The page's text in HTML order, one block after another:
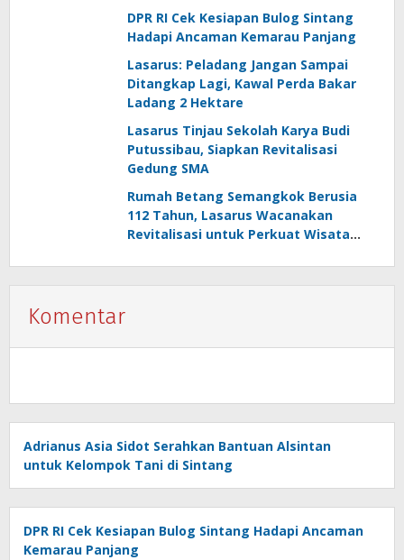
DPR RI Cek Kesiapan Bulog Sintang
Hadapi Ancaman Kemarau Panjang
Lasarus: Peladang Jangan Sampai
Ditangkap Lagi, Kawal Perda Bakar
Ladang 2 Hektare
Lasarus Tinjau Sekolah Karya Budi
Putussibau, Siapkan Revitalisasi
Gedung SMA
Rumah Betang Semangkok Berusia
112 Tahun, Lasarus Wacanakan
Revitalisasi untuk Perkuat Wisata
Komentar
Adrianus Asia Sidot Serahkan Bantuan Alsintan
untuk Kelompok Tani di Sintang
DPR RI Cek Kesiapan Bulog Sintang Hadapi Ancaman
Kemarau Panjang